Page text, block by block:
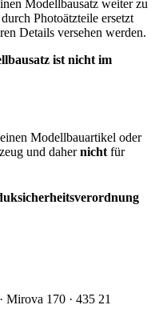
Modellbausatz weiter zu
Photoätzteile ersetzt
Details versehen werden.
ist nicht im
Modellbauartikel oder
und dahernicht für
Mirova 170 · 435 21